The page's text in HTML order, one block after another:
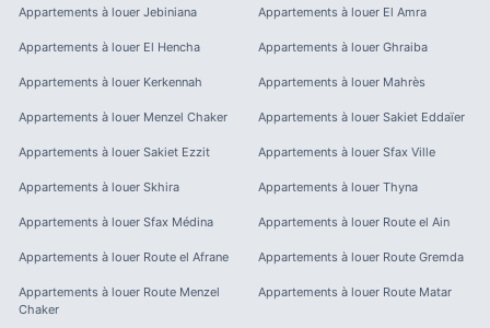
Appartements à louer Jebiniana Appartements à louer El Amra
Appartements à louer El Hencha Appartements à louer Ghraiba
Appartements à louer Kerkennah Appartements à louer Mahrès
Appartements à louer Menzel Chaker Appartements à louer Sakiet Eddaïer
Appartements à louer Sakiet Ezzit Appartements à louer Sfax Ville
Appartements à louer Skhira Appartements à louer Thyna
Appartements à louer Sfax Médina Appartements à louer Route el Ain
Appartements à louer Route el Afrane Appartements à louer Route Gremda
Appartements à louer Route Menzel
Chaker
Appartements à louer Route Matar